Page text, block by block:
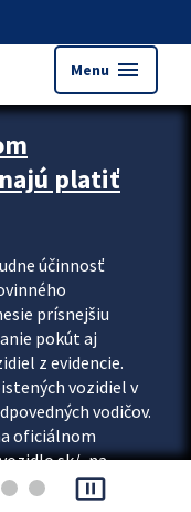
Menu menu
platiť
účinnosť
prísnejšiu
pokút aj
z evidencie.
vozidiel v
vodičov.
oficiálnom
, na
overiť si...
pause_presentation